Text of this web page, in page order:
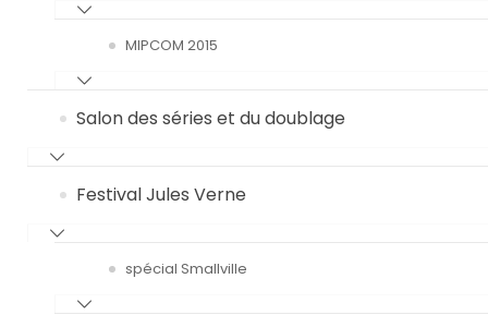
MIPCOM 2015
Salon des séries et du doublage
Festival Jules Verne
spécial Smallville